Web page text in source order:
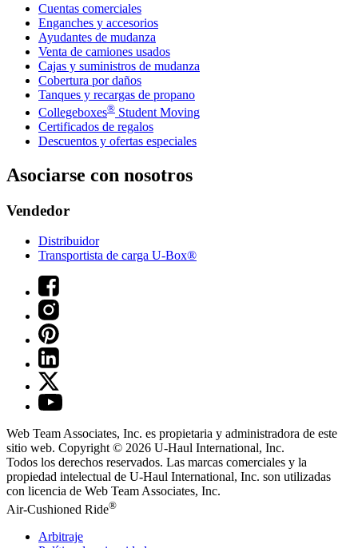
Cuentas comerciales
Enganches y accesorios
Ayudantes de mudanza
Venta de camiones usados
Cajas y suministros de mudanza
Cobertura por daños
Tanques y recargas de propano
Collegeboxes® Student Moving
Certificados de regalos
Descuentos y ofertas especiales
Asociarse con nosotros
Vendedor
Distribuidor
Transportista de carga U-Box®
Web Team Associates, Inc. es propietaria y administradora de este
sitio web. Copyright © 2026 U-Haul International, Inc.
Todos los derechos reservados. Las marcas comerciales y la
propiedad intelectual de U-Haul International, Inc. son utilizadas
con licencia de Web Team Associates, Inc.
Air-Cushioned Ride®
Arbitraje